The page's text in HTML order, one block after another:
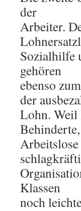
der
Arbeiter.
Sozialhilfe
gehören
ebenso
der
Lohn. Weil
Behinderte,
Klassen
noch